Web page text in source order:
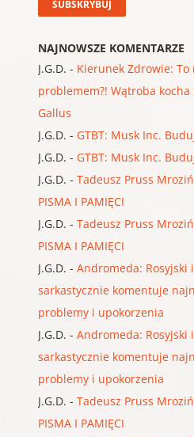
NAJNOWSZE KOMENTARZE
J.G.D. - Kierunek Zdrowie:
problemem?! Wątroba
Gallus
J.G.D. - GTBT: Musk Inc.
J.G.D. - GTBT: Musk Inc.
J.G.D. - Tadeusz Pruss
PISMA I PAMIĘCI
J.G.D. - Tadeusz Pruss
PISMA I PAMIĘCI
J.G.D. - Andromeda: Rosyjski
sarkastycznie komentuje
problemy i upokorzenia
J.G.D. - Andromeda: Rosyjski
sarkastycznie komentuje
problemy i upokorzenia
J.G.D. - Tadeusz Pruss
PISMA I PAMIĘCI